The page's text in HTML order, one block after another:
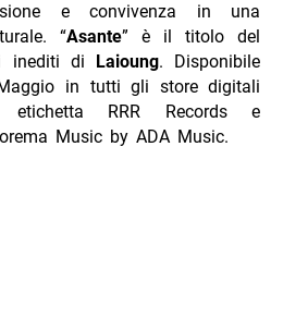
e convivenza in una
“Asante” è il titolo del
inediti di
Laioung. Disponibile
in tutti gli store digitali
etichetta RRR Records e
Music by ADA Music.